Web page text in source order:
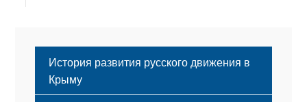
История развития русского движения в
Крыму